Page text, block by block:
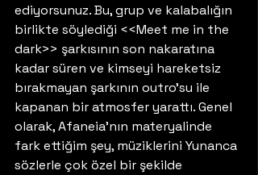
ediyorsunuz. Bu, grup ve kalabalığın
birlikte söylediği <<Meet me in the
dark>> şarkısının son nakaratına
kadar süren ve kimseyi hareketsiz
bırakmayan şarkının outro’su ile
kapanan bir atmosfer yarattı. Genel
olarak, Afaneia’nın materyalinde
fark ettiğim şey, müziklerini Yunanca
sözlerle çok özel bir şekilde